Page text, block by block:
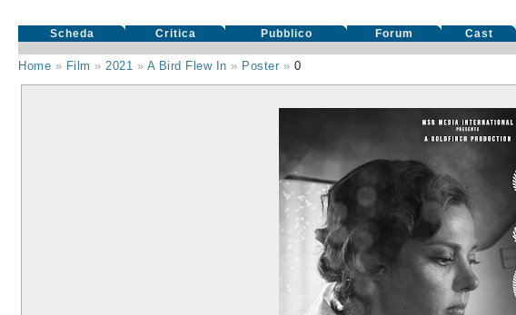
Scheda Critica Pubblico Forum Cast
Home » Film » 2021 » A Bird Flew In » Poster » 0